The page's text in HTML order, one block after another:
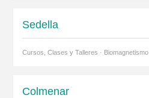
Sedella
Cursos, Clases y Talleres · Biomagnetismo
Colmenar